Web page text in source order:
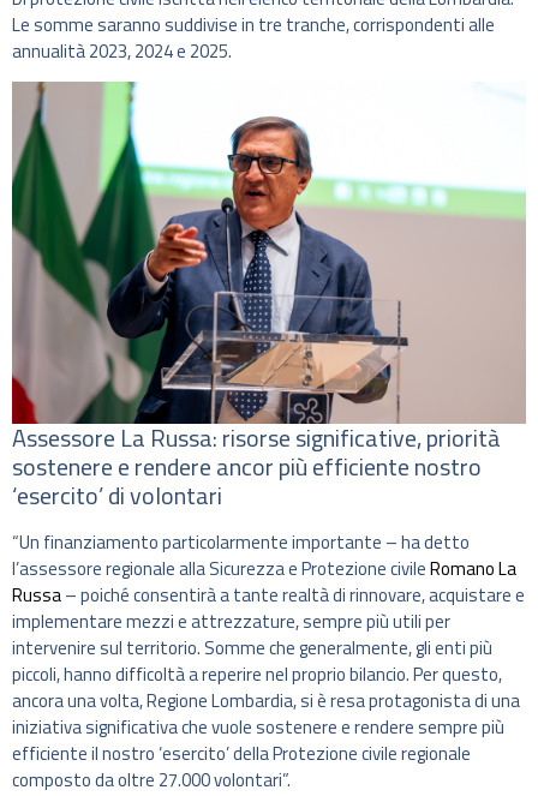
Le somme saranno suddivise in tre tranche, corrispondenti alle
annualità 2023, 2024 e 2025.
Assessore La Russa: risorse significative, priorità
sostenere e rendere ancor più efficiente nostro
‘esercito’ di volontari
“Un finanziamento particolarmente importante – ha detto
l’assessore regionale alla Sicurezza e Protezione civileRomano La
Russa– poiché consentirà a tante realtà di rinnovare, acquistare e
implementare mezzi e attrezzature, sempre più utili per
intervenire sul territorio. Somme che generalmente, gli enti più
piccoli, hanno difficoltà a reperire nel proprio bilancio. Per questo,
ancora una volta, Regione Lombardia, si è resa protagonista di una
iniziativa significativa che vuole sostenere e rendere sempre più
efficiente il nostro ‘esercito’ della Protezione civile regionale
composto da oltre 27.000 volontari”.